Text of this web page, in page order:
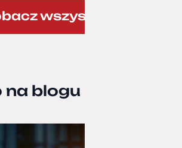
wszystkie
blogu